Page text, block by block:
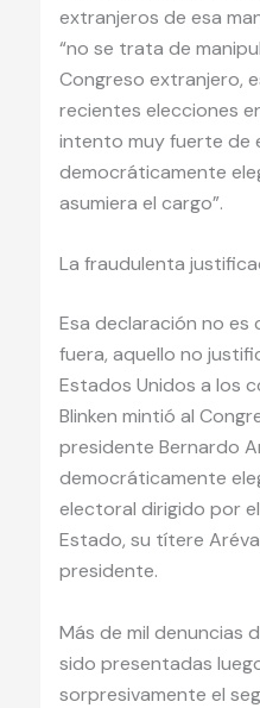
extranjeros de esa
“no se trata de
Congreso extranjero,
recientes elecciones
intento muy fuerte de
democráticamente
asumiera el cargo”.
La fraudulenta
Esa declaración no es
fuera, aquello no
Estados Unidos a los
Blinken mintió al
presidente Bernardo
democráticamente
electoral dirigido por
Estado, su títere
presidente.
Más de mil denuncias
sido presentadas
sorpresivamente el